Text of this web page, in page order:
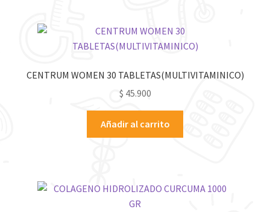
CENTRUM WOMEN 30 TABLETAS(MULTIVITAMINICO)
$ 45.900
Añadir al carrito